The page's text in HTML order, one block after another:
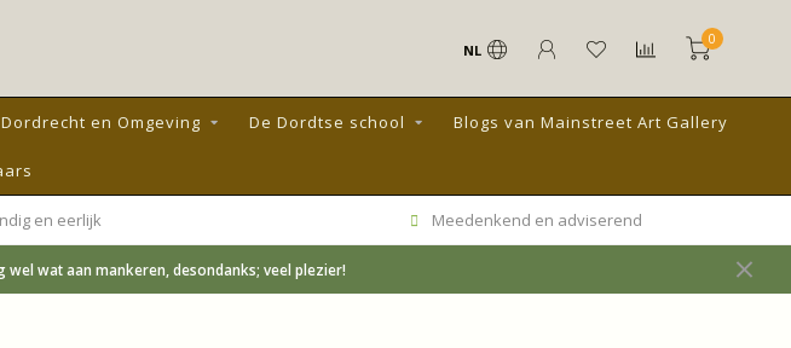
NL
0
en Omgeving De Dordtse school Blogs van Mainstreet Art Gallery
en eerlijk Meedenkend en adviserend
wat aan mankeren, desondanks; veel plezier!